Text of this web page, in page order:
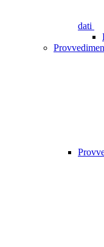
dati